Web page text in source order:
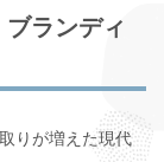
ランディ
りが増えた現代